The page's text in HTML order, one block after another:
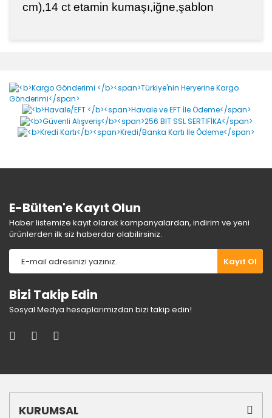
cm),14 ct etamin kumaşı,iğne,şablon
Yorum Yaz
Ürün resmi kalitesiz, bozuk veya görüntülenemiyor.
Ürün açıklamasında eksik bilgiler bulunuyor.
Ürün bilgilerinde hatalar bulunuyor.
E-Bülten'e Kayıt Olun
Haber listemize kayıt olarak kampanyalardan, indirim ve yeni
ürünlerden ilk siz haberdar olabilirsiniz.
Kayıt Ol
Bizi Takip Edin
Sosyal Medya hesaplarımızdan bizi takip edin!
KURUMSAL